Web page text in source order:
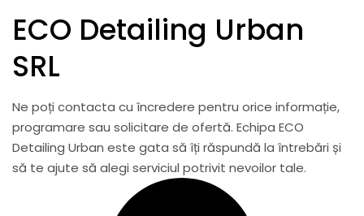
ECO Detailing Urban
SRL
Ne poți contacta cu încredere pentru orice informație,
programare sau solicitare de ofertă. Echipa ECO
Detailing Urban este gata să îți răspundă la întrebări și
să te ajute să alegi serviciul potrivit nevoilor tale.